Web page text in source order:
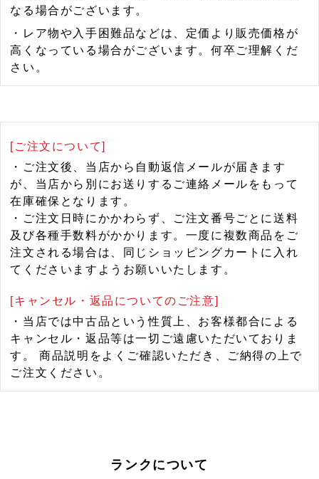
なる場合がございます。
・レア物や入手困難品などは、定価より販売価格が
高くなっている場合がございます。何卒ご理解くだ
さい。
[ご注文について]
・ご注文後、当店から自動返信メールが届きます
が、当店から別にお送りするご連絡メールをもって
在庫確保となります。
・ご注文日時にかかわらず、ご注文番号ごとに送料
及び各種手数料がかかります。一度に複数商品をご
注文される場合は、同じショッピングカートに入れ
てくださいますようお願いいたします。
[キャンセル・返品についてのご注意]
・当店では中古品という性質上、お客様都合による
キャンセル・返品等は一切ご遠慮いただいておりま
す。 商品説明をよくご確認いただき、ご納得の上で
ご注文ください。
ランクについて